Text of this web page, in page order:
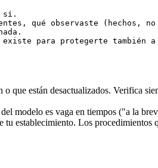
sí.
qué observaste (hechos,
que están desactualizados. Verifica
modelo es vaga en tiempos ("a la
establecimiento. Los